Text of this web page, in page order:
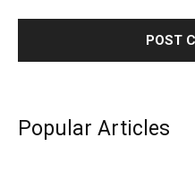
Popular Articles